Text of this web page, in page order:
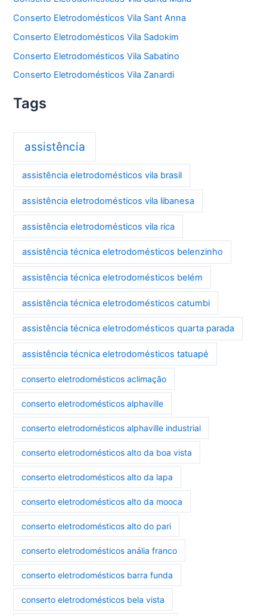
Conserto Eletrodomésticos Vila Sant Anna
Conserto Eletrodomésticos Vila Sadokim
Conserto Eletrodomésticos Vila Sabatino
Conserto Eletrodomésticos Vila Zanardi
Tags
assistência
assistência eletrodomésticos vila brasil
assistência eletrodomésticos vila libanesa
assistência eletrodomésticos vila rica
assistência técnica eletrodomésticos belenzinho
assistência técnica eletrodomésticos belém
assistência técnica eletrodomésticos catumbi
assistência técnica eletrodomésticos quarta parada
assistência técnica eletrodomésticos tatuapé
conserto eletrodomésticos aclimação
conserto eletrodomésticos alphaville
conserto eletrodomésticos alphaville industrial
conserto eletrodomésticos alto da boa vista
conserto eletrodomésticos alto da lapa
conserto eletrodomésticos alto da mooca
conserto eletrodomésticos alto do pari
conserto eletrodomésticos anália franco
conserto eletrodomésticos barra funda
conserto eletrodomésticos bela vista